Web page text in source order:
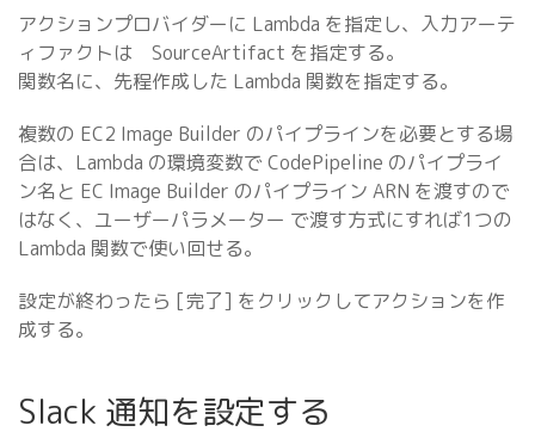
アクションプロバイダーに Lambda を指定し、入力アーテ
ィファクトは SourceArtifact を指定する。
関数名に、先程作成した Lambda 関数を指定する。
複数の EC2 Image Builder のパイプラインを必要とする場
合は、Lambda の環境変数で CodePipeline のパイプライ
ン名と EC Image Builder のパイプライン ARN を渡すので
はなく、ユーザーパラメーター で渡す方式にすれば1つの
Lambda 関数で使い回せる。
設定が終わったら [完了] をクリックしてアクションを作
成する。
Slack 通知を設定する